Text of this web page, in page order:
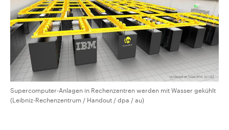
Supercomputer-Anlagen in Rechenzentren werden mit Wasser gekühlt
(Leibniz-Rechenzentrum / Handout / dpa / au)